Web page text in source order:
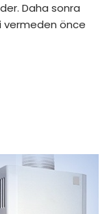
Daha sonra
vermeden önce